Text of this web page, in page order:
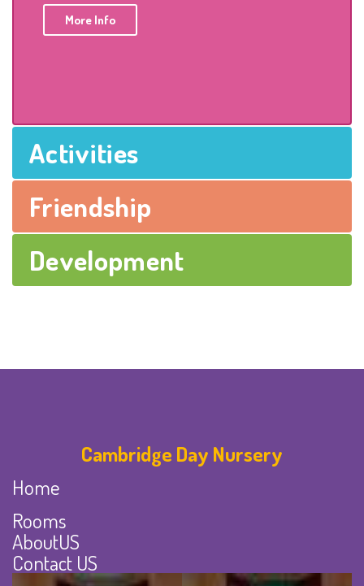
More Info
Activities
Friendship
Development
Cambridge Day Nursery
Home
Rooms
AboutUS
Contact US